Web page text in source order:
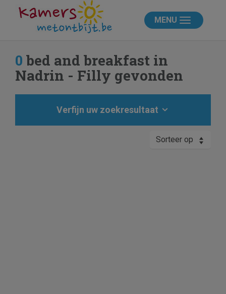
MENU
0 bed and breakfast in
Nadrin - Filly gevonden
Verfijn uw zoekresultaat
Sorteer op